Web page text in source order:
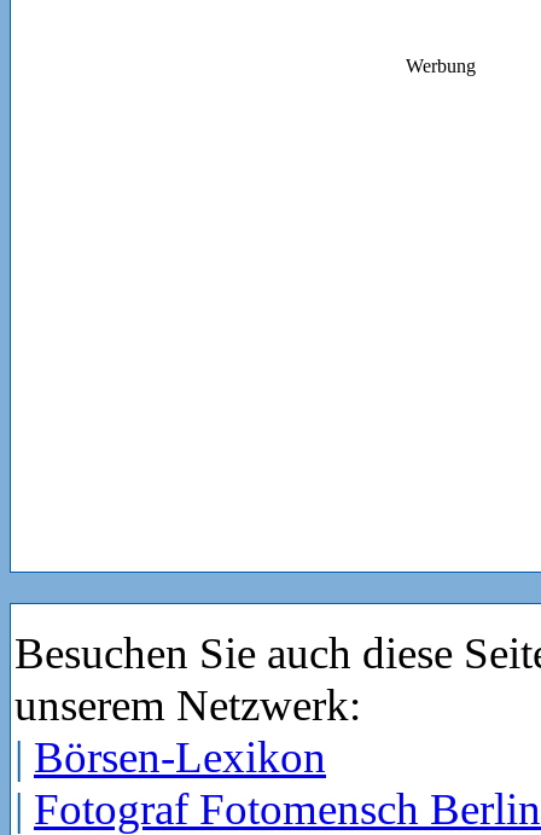
Werbung
Besuchen Sie auch diese
unserem Netzwerk:
| Börsen-Lexikon
| Fotograf Fotomensch Berlin